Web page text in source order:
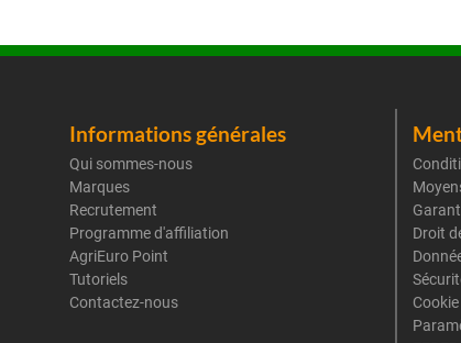
Informations générales
Qui sommes-nous
Marques
Recrutement
Programme d'affiliation
AgriEuro Point
Tutoriels
Contactez-nous
Droit